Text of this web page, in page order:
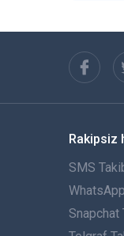
Rakipsiz
SMS
Snapchat